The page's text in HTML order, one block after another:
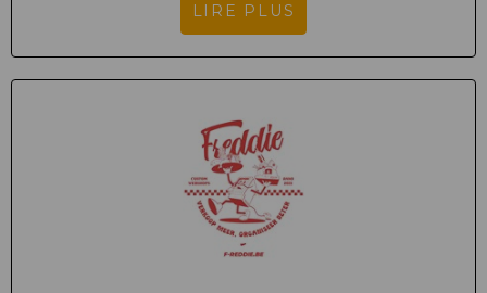
LIRE PLUS